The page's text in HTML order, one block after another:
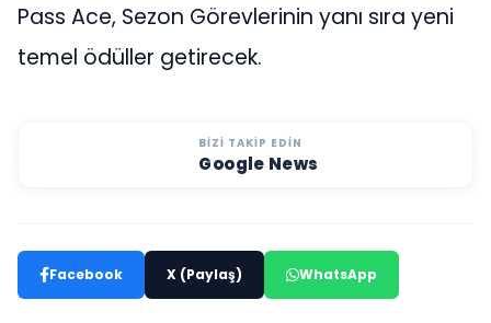
Pass Ace, Sezon Görevlerinin yanı sıra yeni
temel ödüller getirecek.
BIZI TAKIP EDIN
Google News
Facebook X (Paylaş) WhatsApp